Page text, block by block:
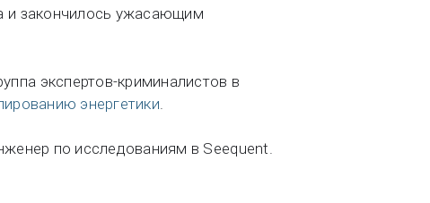
и закончилось ужасающим
экспертов-криминалистов в
энергетики
по исследованиям в Seequent.